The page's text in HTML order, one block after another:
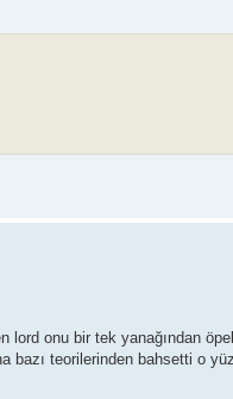
lord onu bir tek yanağından
bazı teorilerinden bahsetti o